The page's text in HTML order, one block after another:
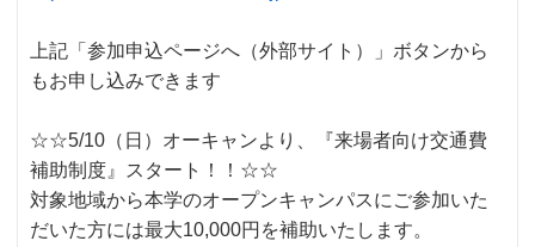
上記「参加申込ページへ（外部サイト）」ボタンから
もお申し込みできます
☆☆5/10（日）オーキャンより、『来場者向け交通費
補助制度』スタート！！☆☆
対象地域から本学のオープンキャンパスにご参加いた
だいた方には最大10,000円を補助いたします。